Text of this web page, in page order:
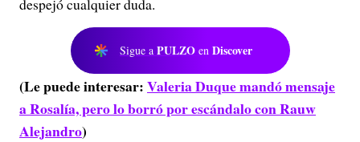
despejó cualquier duda.
Sigue a PULZO en Discover
(Le puede interesar:Valeria Duque mandó mensaje
a Rosalía, pero lo borró por escándalo con Rauw
Alejandro)